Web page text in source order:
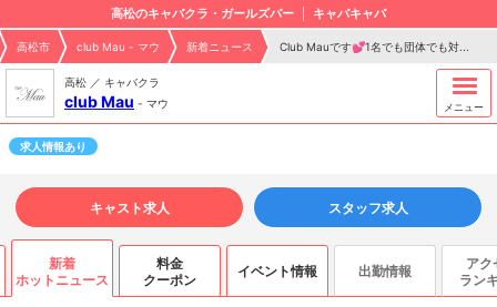
高松のキャバクラ・ガールズバー キャバキャバ
高松市 club Mau - マウ 新着ニュース Club Mauです💕1名でも団体でも対...
高松 ／ キャバクラ
club Mau - マウ メニュー
求人情報あり
キャスト求人 スタッフ求人
新着
ホットニュース
料金
クーポン
イベント情報 出勤情報
アク
ラン